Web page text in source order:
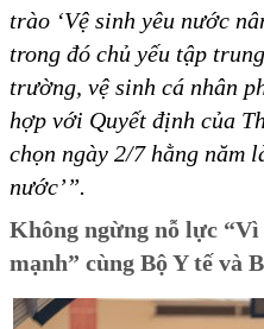
trào ‘Vệ sinh yêu nước
trong đó chủ yếu tập
trường, vệ sinh cá nhân
hợp với Quyết định của
chọn ngày 2/7 hằng năm
nước’”.
Không ngừng nỗ lực
mạnh” cùng Bộ Y tế và